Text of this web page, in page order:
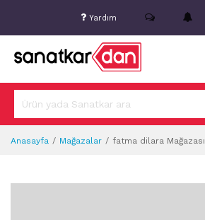
Yardım
Anasayfa Mağazalar fatma dilara Mağazası